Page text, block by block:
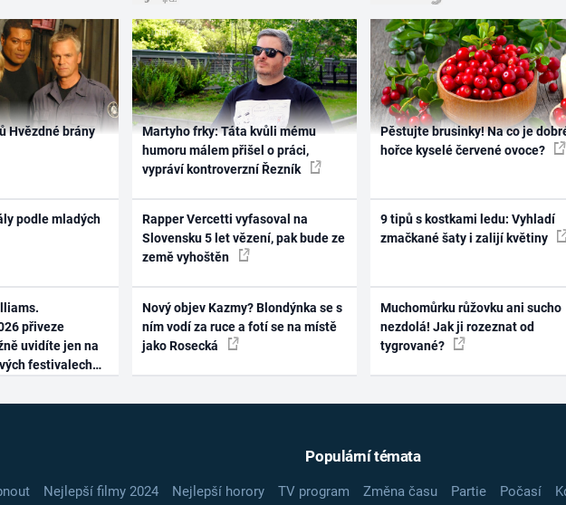
Hvězdné brány
podle mladých
přiveze
uvidíte jen na
festivalech
Martyho frky: Táta kvůli mému
humoru málem přišel o práci,
vypráví kontroverzní Řezník
Rapper Vercetti vyfasoval na
Slovensku 5 let vězení, pak bude ze
země vyhoštěn
Nový objev Kazmy? Blondýnka se s
ním vodí za ruce a fotí se na místě
jako Rosecká
Pěstujte brusinky! Na co je
hořce kyselé červené ovoce?
9 tipů s kostkami ledu: Vyhladí
zmačkané šaty i zalijí květiny
Muchomůrku růžovku ani sucho
nezdolá! Jak ji rozeznat od
tygrované?
Populární témata
Nejlepší filmy 2024 Nejlepší horory TV program Změna času Partie Počasí